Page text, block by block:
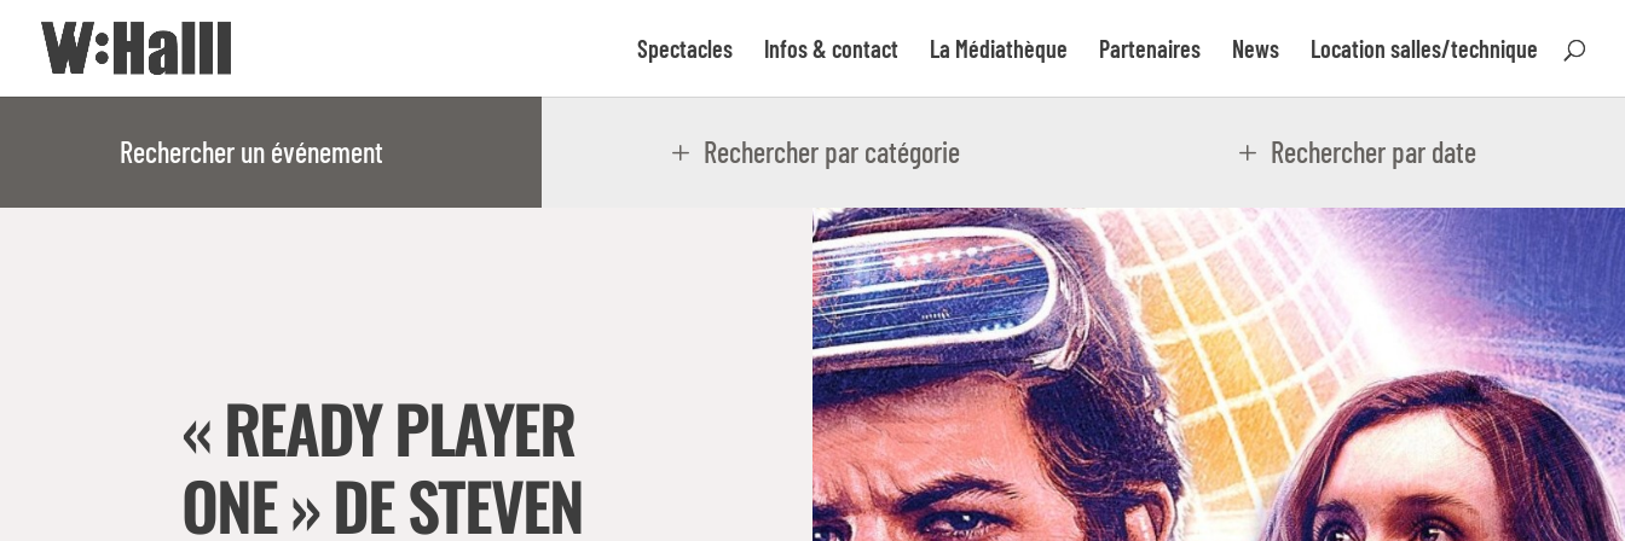
Spectacles Infos & contact La Médiathèque Partenaires News Location salles/technique
Rechercher un événement Rechercher par catégorie Rechercher par date
« READY PLAYER
ONE » DE STEVEN